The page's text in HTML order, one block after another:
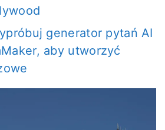
generator pytań AI
aby utworzyć